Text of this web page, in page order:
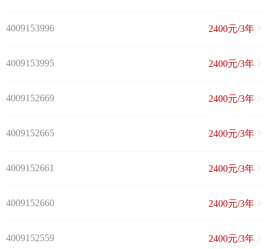
4009153996 2400元/3年
4009153995 2400元/3年
4009152669 2400元/3年
4009152665 2400元/3年
4009152661 2400元/3年
4009152660 2400元/3年
4009152559 2400元/3年